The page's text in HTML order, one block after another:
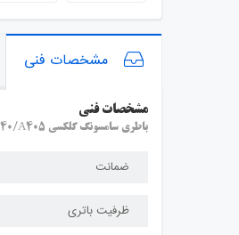
مشخصات فنی
مشخصات فنی
باطری سامسونگ گلکسی Samsung Galaxy A40/A405
ضمانت
ظرفیت باتری